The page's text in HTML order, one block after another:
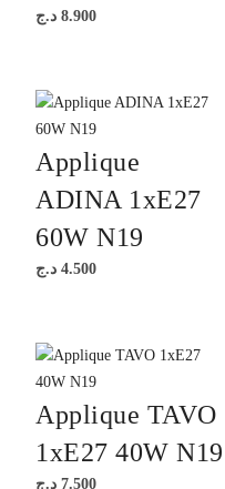
8.900 د.ج
Applique
ADINA 1xE27
60W N19
4.500 د.ج
Applique TAVO
1xE27 40W N19
7.500 د.ج